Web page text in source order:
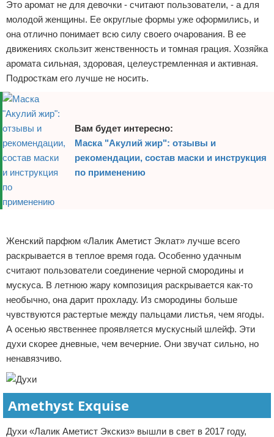
Это аромат не для девочки - считают пользователи, - а для
молодой женщины. Ее округлые формы уже оформились, и
она отлично понимает всю силу своего очарования. В ее
движениях скользит женственность и томная грация. Хозяйка
аромата сильная, здоровая, целеустремленная и активная.
Подросткам его лучше не носить.
Вам будет интересно:
Маска "Акулий жир": отзывы и
рекомендации, состав маски и инструкция
по применению
Женский парфюм «Лалик Аметист Эклат» лучше всего
раскрывается в теплое время года. Особенно удачным
считают пользователи соединение черной смородины и
мускуса. В летнюю жару композиция раскрывается как-то
необычно, она дарит прохладу. Из смородины больше
чувствуются растертые между пальцами листья, чем ягоды.
А осенью явственнее проявляется мускусный шлейф. Эти
духи скорее дневные, чем вечерние. Они звучат сильно, но
ненавязчиво.
Amethyst Exquise
Духи «Лалик Аметист Экскиз» вышли в свет в 2017 году,